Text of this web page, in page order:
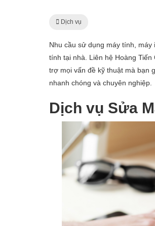
Dịch vụ
Nhu cầu sử dụng máy tính,
tính tại nhà. Liên hệ Hoàng
trợ mọi vấn đề kỹ thuật mà bạn
nhanh chóng và chuyên nghiệp.
Dịch vụ Sửa